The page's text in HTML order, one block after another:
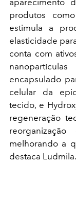
aparecimento
produtos
estimula a
elasticidade
conta com
encapsulado
celular da
tecido, e
regeneração
melhorando a
destaca Ludmila.